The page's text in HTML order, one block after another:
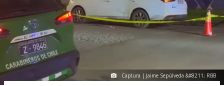
Captura | Jaime Sepúlveda &#8211; RBB